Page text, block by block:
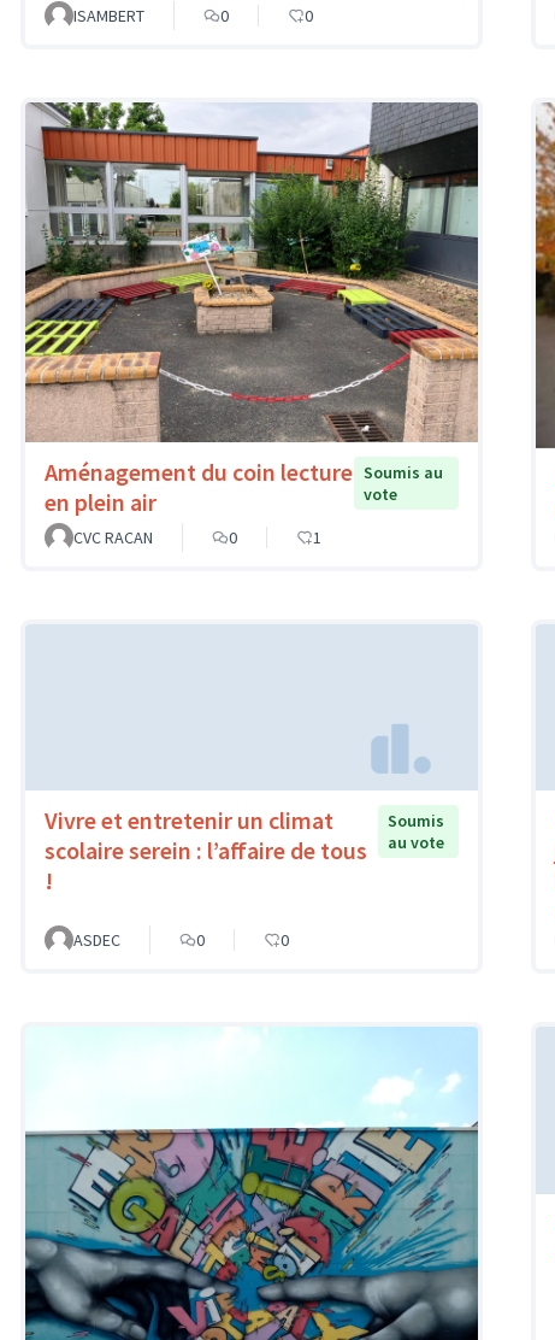
ISAMBERT
0 0
Aménagement du coin lecture
en plein air
Soumis au
vote
CVC RACAN 0 1
Vivre et entretenir un climat
scolaire serein : l’affaire de tous
!
Soumis
au vote
ASDEC 0 0